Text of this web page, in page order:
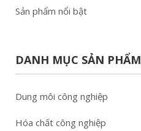
Sản phẩm nổi bật
DANH MỤC SẢN PHẨM
Dung môi công nghiệp
Hóa chất công nghiệp